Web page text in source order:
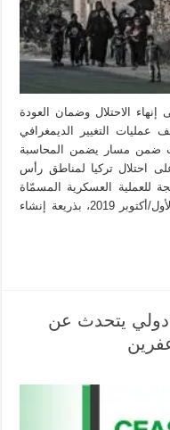
تدعو إلى إنهاء الاحتلال وضمان العودة
عمليات التغيير الديمغرافي
ضمن مسار يضمن المحاسبة
احتلال تركيا لمناطق رأس
للعملية العسكرية المسمّاة
“نبع السلام”، والتي بدأت بتاريخ 9 تشرين الأول/أكتوبر 2019، بذريعة إنشاء
دولي يتحدث عن